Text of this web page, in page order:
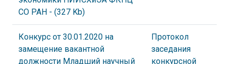
СО РАН - (327 Kb)
Конкурс от 30.01.2020 на
замещение вакантной
должности Младший научный
Протокол
заседания
конкурсной